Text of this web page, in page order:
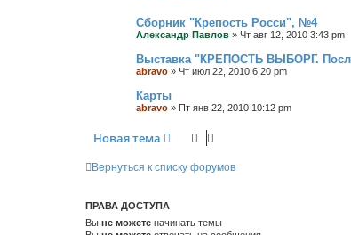
Сборник "Крепость Росси", №4
Александр Павлов » Чт авг 12, 2010 3:43 pm
Выставка "КРЕПОСТЬ ВЫБОРГ.
abravo » Чт июл 22, 2010 6:20 pm
Карты
abravo » Пт янв 22, 2010 10:12 pm
Новая тема
Вернуться к списку форумов
ПРАВА ДОСТУПА
Вы не можете начинать темы